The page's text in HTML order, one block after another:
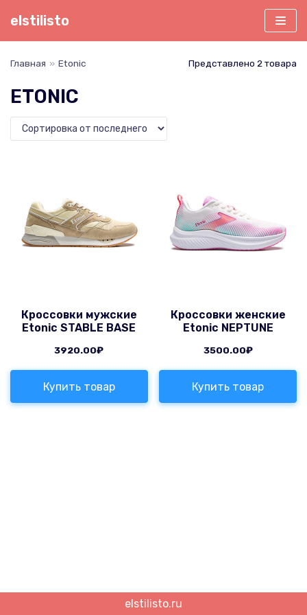
Перейти
elstilisto
Главная » Etonic Представлено 2 товара
ETONIC
Кроссовки мужские
Etonic STABLE BASE
3920.00₽
Купить товар
Кроссовки женские
Etonic NEPTUNE
3500.00₽
Купить товар
elstilisto.ru